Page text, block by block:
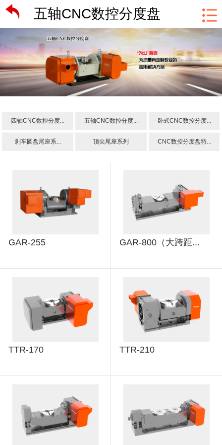
五轴CNC数控分度盘
四轴CNC数控分度... 五轴CNC数控分度... 卧式CNC数控分度...
刹车圆盘尾座系... 顶尖尾座系列 CNC数控分度盘特...
GAR-255 GAR-800（大跨距...
TTR-170 TTR-210